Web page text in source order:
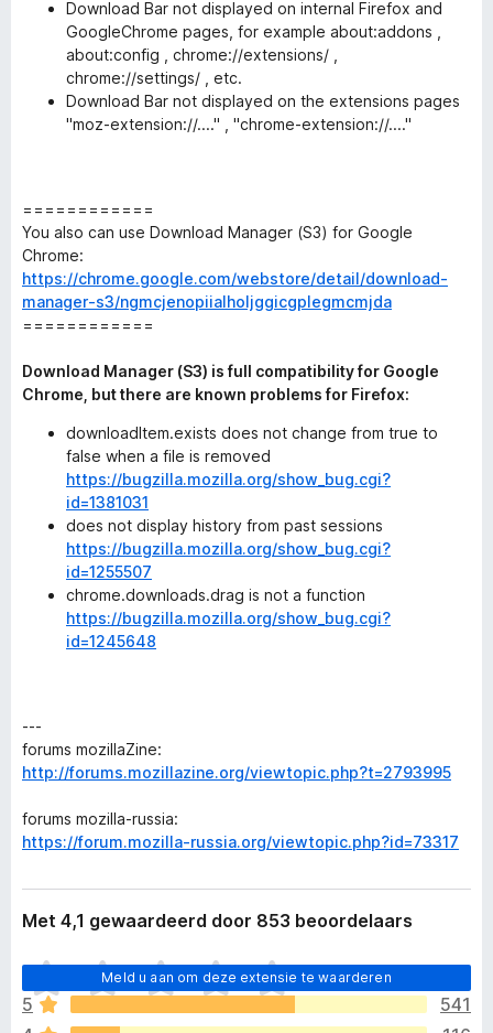
Download Bar not displayed on internal Firefox and
GoogleChrome pages, for example about:addons ,
about:config , chrome://extensions/ ,
chrome://settings/ , etc.
Download Bar not displayed on the extensions pages
"moz-extension://...." , "chrome-extension://...."
============
You also can use Download Manager (S3) for Google
Chrome:
https://chrome.google.com/webstore/detail/download-
manager-s3/ngmcjenopiialholjggicgplegmcmjda
============
Download Manager (S3) is full compatibility for Google
Chrome, but there are known problems for Firefox:
downloadItem.exists does not change from true to
false when a file is removed
https://bugzilla.mozilla.org/show_bug.cgi?
id=1381031
does not display history from past sessions
https://bugzilla.mozilla.org/show_bug.cgi?
id=1255507
chrome.downloads.drag is not a function
https://bugzilla.mozilla.org/show_bug.cgi?
id=1245648
---
forums mozillaZine:
http://forums.mozillazine.org/viewtopic.php?t=2793995
forums mozilla-russia:
https://forum.mozilla-russia.org/viewtopic.php?id=73317
Met 4,1 gewaardeerd door 853 beoordelaars
Meld u aan om deze extensie te waarderen
E
r
z
5
541